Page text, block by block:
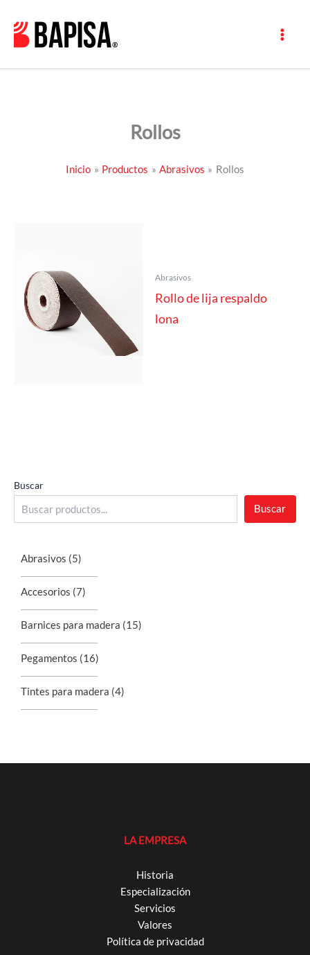
contenido
Rollos
Inicio Productos Abrasivos Rollos
Buscar
Buscar
Abrasivos (5)
Accesorios (7)
Barnices para madera (15)
Pegamentos (16)
Tintes para madera (4)
Abrasivos
Rollo de lija respaldo
lona
LA EMPRESA
Historia
Especialización
Servicios
Valores
Política de privacidad